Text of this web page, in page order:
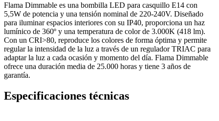
Flama Dimmable es una bombilla LED para casquillo E14 con
5,5W de potencia y una tensión nominal de 220-240V. Diseñado
para iluminar espacios interiores con su IP40, proporciona un haz
lumínico de 360º y una temperatura de color de 3.000K (418 lm).
Con un CRI>80, reproduce los colores de forma óptima y permite
regular la intensidad de la luz a través de un regulador TRIAC para
adaptar la luz a cada ocasión y momento del día. Flama Dimmable
ofrece una duración media de 25.000 horas y tiene 3 años de
garantía.
Especificaciones técnicas